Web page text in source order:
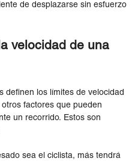
de desplazarse sin esfuerzo
velocidad de una
definen los límites de velocidad
factores que pueden
un recorrido. Estos son
sea el ciclista, más tendrá